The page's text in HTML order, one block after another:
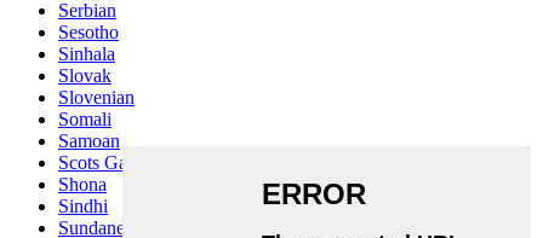
Serbian
Sesotho
Sinhala
Slovak
Slovenian
Somali
Samoan
Scots Gaelic
Shona
Sindhi
Sundanese